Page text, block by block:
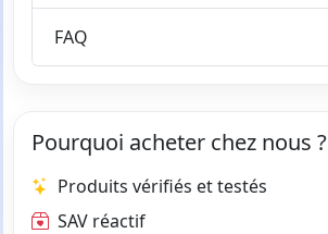
FAQ
Pourquoi acheter chez nous ?
Produits vérifiés et testés
SAV réactif